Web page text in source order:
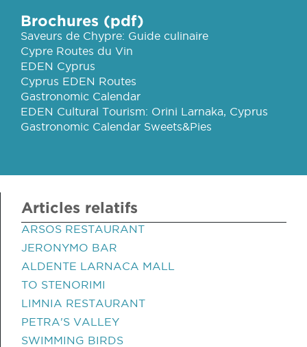
Brochures (pdf)
Saveurs de Chypre: Guide culinaire
Cypre Routes du Vin
EDEN Cyprus
Cyprus EDEN Routes
Gastronomic Calendar
EDEN Cultural Tourism: Orini Larnaka, Cyprus
Gastronomic Calendar Sweets&Pies
Articles relatifs
ARSOS RESTAURANT
JERONYMO BAR
ALDENTE LARNACA MALL
TO STENORIMI
LIMNIA RESTAURANT
PETRA'S VALLEY
SWIMMING BIRDS